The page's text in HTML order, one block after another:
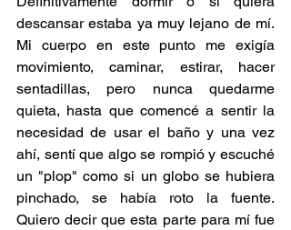
descansar estaba ya muy lejano de mí.
Mi cuerpo en este punto me exigía
movimiento, caminar, estirar, hacer
sentadillas, pero nunca quedarme
quieta, hasta que comencé a sentir la
necesidad de usar el baño y una vez
ahí, sentí que algo se rompió y escuché
un "plop" como si un globo se hubiera
pinchado, se había roto la fuente.
Quiero decir que esta parte para mí fue